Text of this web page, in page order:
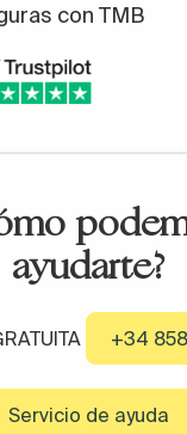
con TMB
ayudarte?
+34
Servicio de ayuda